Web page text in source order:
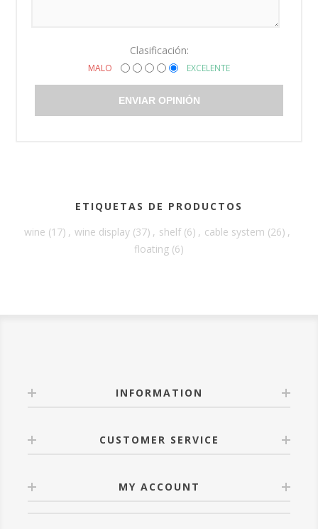
Clasificación:
MALO EXCELENTE
ENVIAR OPINIÓN
ETIQUETAS DE PRODUCTOS
wine (17) , wine display (37) , shelf (6) , cable system (26) ,
floating (6)
INFORMATION
CUSTOMER SERVICE
MY ACCOUNT